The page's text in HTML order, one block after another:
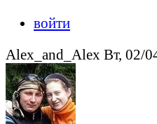
войти
Alex_and_Alex Вт, 02/